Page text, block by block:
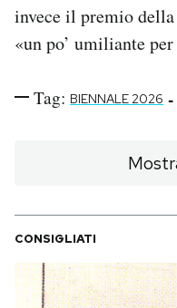
invece il premio della
«un po’ umiliante
Tag: BIENNALE 2026 -
CONSIGLIATI